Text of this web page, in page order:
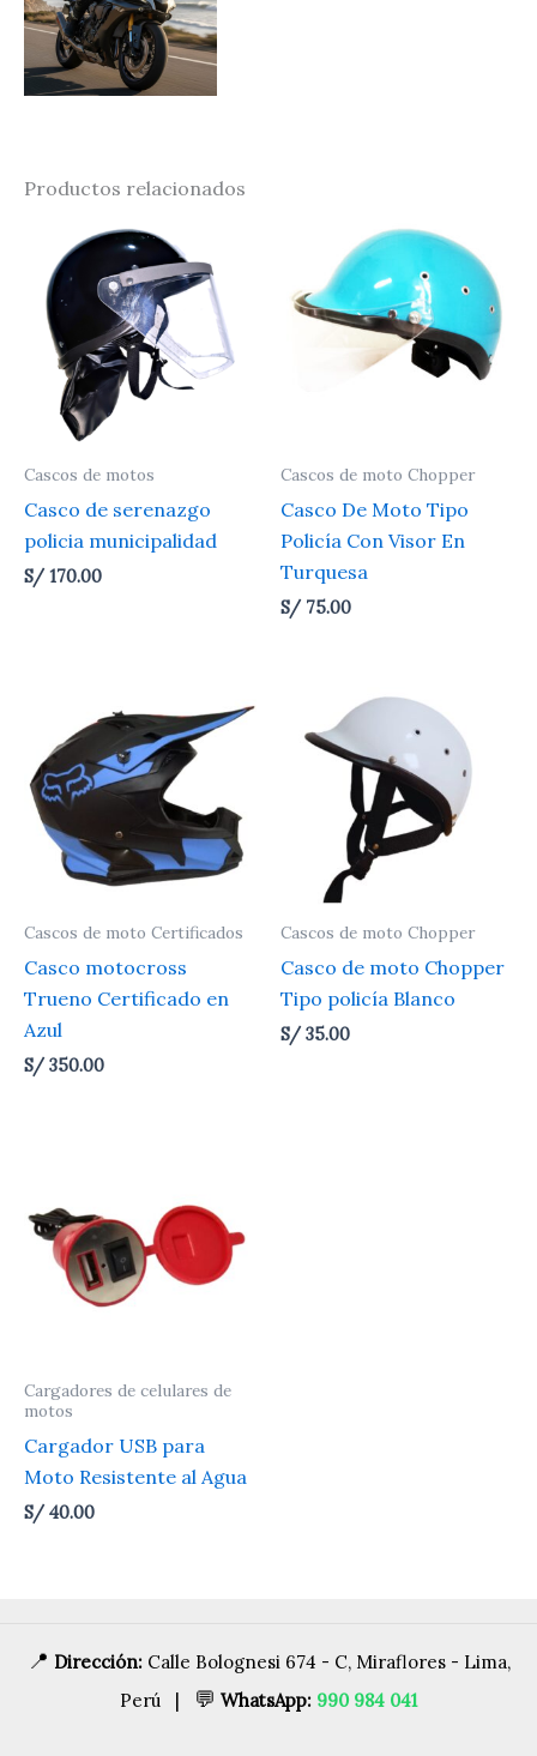
Productos relacionados
Cascos de motos
Casco de serenazgo
policia municipalidad
S/170.00
Cascos de moto Chopper
Casco De Moto Tipo
Policía Con Visor En
Turquesa
S/75.00
Cascos de moto Certificados
Casco motocross
Trueno Certificado en
Azul
S/350.00
Cascos de moto Chopper
Casco de moto Chopper
Tipo policía Blanco
S/35.00
Cargadores de celulares de
motos
Cargador USB para
Moto Resistente al Agua
S/40.00
📍 Dirección:Calle Bolognesi 674 - C, Miraflores - Lima,
Perú |
💬 WhatsApp: 990 984 041